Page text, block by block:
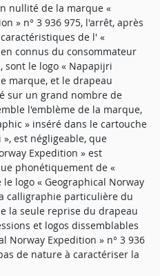
nullité de la marque «
» n° 3 936 975, l'arrêt, après
de l' «
connus du consommateur
sont le logo « Napapijri
marque, et le drapeau
sur un grand nombre de
l'emblème de la marque,
» inséré dans le cartouche
est négligeable, que
Expedition » est
phonétiquement de «
logo « Geographical Norway
calligraphie particulière du
la seule reprise du drapeau
et logos dissemblables
Norway Expedition » n° 3 936
de nature à caractériser la